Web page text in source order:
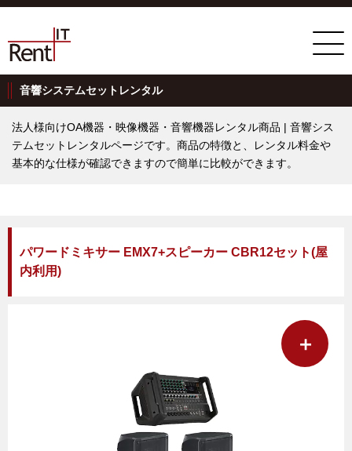
音響システムセットレンタル
法人様向けOA機器・映像機器・音響機器レンタル商品 | 音響シス
テムセットレンタルページです。商品の特徴と、レンタル料金や
基本的な仕様が確認できますので簡単に比較ができます。
パワードミキサー EMX7+スピーカー CBR12セット(屋
内利用)
＋